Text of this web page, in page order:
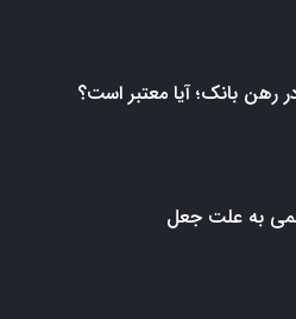
رهن بانک؛ آیا معتبر است؟
به علت جعل